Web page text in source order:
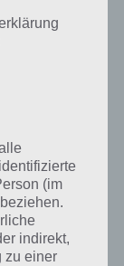
dir zahlreiche
wird dafür
du TuneIn Radio
(im
indirekt,
zu einer